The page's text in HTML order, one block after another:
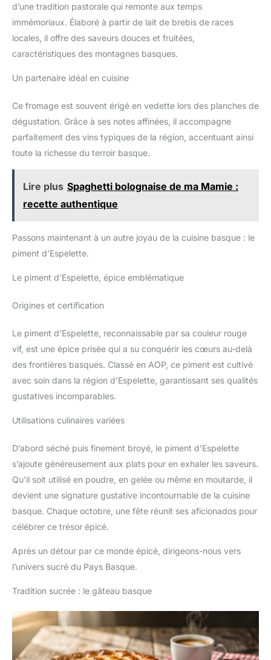
d’une tradition pastorale qui remonte aux temps
immémoriaux. Élaboré à partir de lait de brebis de races
locales, il offre des saveurs douces et fruitées,
caractéristiques des montagnes basques.
Un partenaire idéal en cuisine
Ce fromage est souvent érigé en vedette lors des planches de
dégustation. Grâce à ses notes affinées, il accompagne
parfaitement des vins typiques de la région, accentuant ainsi
toute la richesse du terroir basque.
Lire plus Spaghetti bolognaise de ma Mamie :
recette authentique
Passons maintenant à un autre joyau de la cuisine basque : le
piment d’Espelette.
Le piment d’Espelette, épice emblématique
Origines et certification
Le piment d’Espelette, reconnaissable par sa couleur rouge
vif, est une épice prisée qui a su conquérir les cœurs au-delà
des frontières basques. Classé en AOP, ce piment est cultivé
avec soin dans la région d’Espelette, garantissant ses qualités
gustatives incomparables.
Utilisations culinaires variées
D’abord séché puis finement broyé, le piment d’Espelette
s’ajoute généreusement aux plats pour en exhaler les saveurs.
Qu’il soit utilisé en poudre, en gelée ou même en moutarde, il
devient une signature gustative incontournable de la cuisine
basque. Chaque octobre, une fête réunit ses aficionados pour
célébrer ce trésor épicé.
Après un détour par ce monde épicé, dirigeons-nous vers
l’univers sucré du Pays Basque.
Tradition sucrée : le gâteau basque